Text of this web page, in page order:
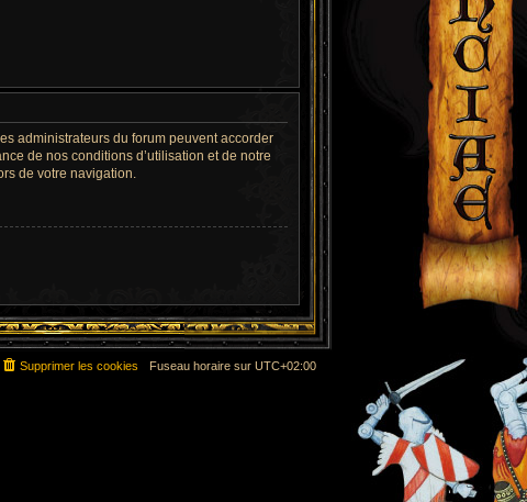
administrateurs du forum peuvent accorder
de nos conditions d’utilisation et de notre
de votre navigation.
Fuseau horaire sur UTC+02:00
Supprimer les cookies